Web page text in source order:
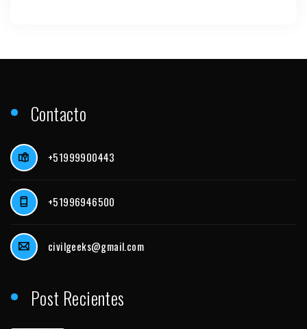
Contacto
+51999900443
+51996946500
civilgeeks@gmail.com
Post Recientes